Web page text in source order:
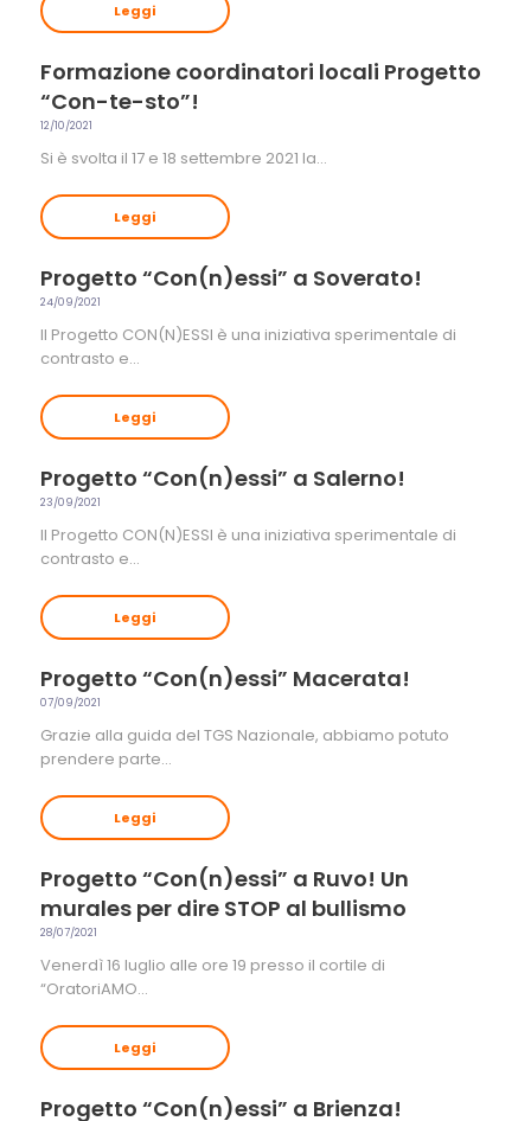
Leggi
Formazione coordinatori locali Progetto
“Con-te-sto”!
12/10/2021
Si è svolta il 17 e 18 settembre 2021 la…
Leggi
Progetto “Con(n)essi” a Soverato!
24/09/2021
Il Progetto CON(N)ESSI è una iniziativa sperimentale di
contrasto e…
Leggi
Progetto “Con(n)essi” a Salerno!
23/09/2021
Il Progetto CON(N)ESSI è una iniziativa sperimentale di
contrasto e…
Leggi
Progetto “Con(n)essi” Macerata!
07/09/2021
Grazie alla guida del TGS Nazionale, abbiamo potuto
prendere parte…
Leggi
Progetto “Con(n)essi” a Ruvo! Un
murales per dire STOP al bullismo
28/07/2021
Venerdì 16 luglio alle ore 19 presso il cortile di
“OratoriAMO…
Leggi
Progetto “Con(n)essi” a Brienza!